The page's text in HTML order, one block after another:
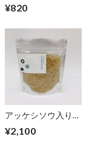
¥820
アッケシソウ入り3
イプ)100g
¥2,100